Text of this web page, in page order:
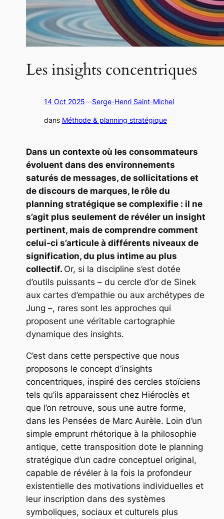
Les insights concentriques
14 Oct 2025—Serge-Henri Saint-Michel
dans Méthode & planning stratégique
Dans un contexte où les consommateurs
évoluent dans des environnements
saturés de messages, de sollicitations et
de discours de marques, le rôle du
planning stratégique se complexifie : il ne
s’agit plus seulement de révéler un insight
pertinent, mais de comprendre comment
celui-ci s’articule à différents niveaux de
signification, du plus intime au plus
collectif. Or, si la discipline s’est dotée
d’outils puissants – du cercle d’or de Sinek
aux cartes d’empathie ou aux archétypes de
Jung –, rares sont les approches qui
proposent une véritable cartographie
dynamique des insights.
C’est dans cette perspective que nous
proposons le concept d’insights
concentriques, inspiré des cercles stoïciens
tels qu’ils apparaissent chez Hiéroclès et
que l’on retrouve, sous une autre forme,
dans les Pensées de Marc Aurèle. Loin d’un
simple emprunt rhétorique à la philosophie
antique, cette transposition dote le planning
stratégique d’un cadre conceptuel original,
capable de révéler à la fois la profondeur
existentielle des motivations individuelles et
leur inscription dans des systèmes
symboliques, sociaux et culturels plus